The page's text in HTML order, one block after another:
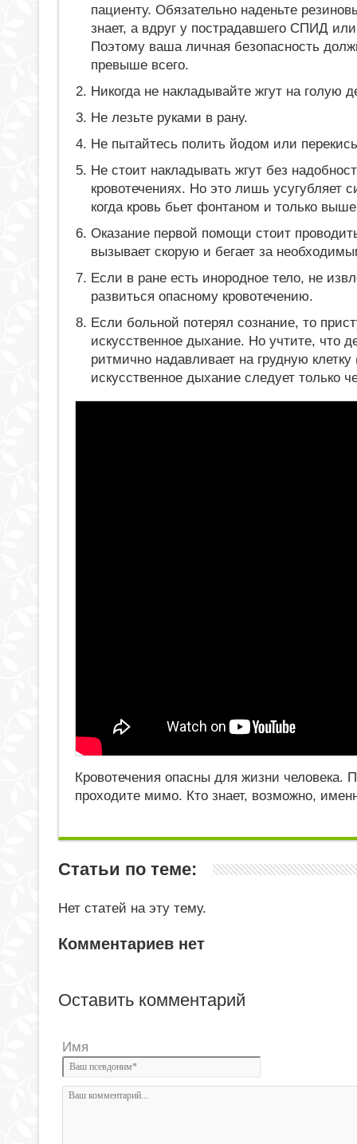
пациенту. Обязательно наденьте
знает, а вдруг у пострадавшего СПИД или
Поэтому ваша личная безопасность
превыше всего.
Никогда не накладывайте жгут на голую
Не лезьте руками в рану.
Не пытайтесь полить йодом или
Не стоит накладывать жгут без
кровотечениях. Но это лишь усугубляет
когда кровь бьет фонтаном и только
Оказание первой помощи стоит
вызывает скорую и бегает за
Если в ране есть инородное тело, не
развиться опасному кровотечению.
Если больной потерял сознание, то
искусственное дыхание. Но учтите, что
ритмично надавливает на грудную
искусственное дыхание следует только
Кровотечения опасны для жизни человека.
проходите мимо. Кто знает, возможно,
Статьи по теме:
Нет статей на эту тему.
Комментариев нет
Оставить комментарий
Имя